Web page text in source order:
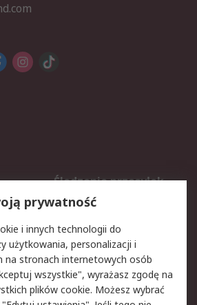
Śledzenie przesyłek
Rejestracja
Polityka dotycząca
plików cookie
prywatność
i innych technologii do
użytkowania, personalizacji i
na stronach internetowych osób
wszystkie", wyrażasz zgodę na
plików cookie. Możesz wybrać